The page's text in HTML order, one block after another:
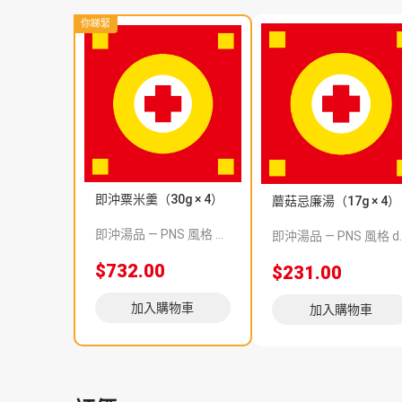
你睇緊
即沖粟米羹（30g × 4）
$732.00
加入購物車
蘑菇忌廉湯（17g × 4）
$231.00
加入購物車